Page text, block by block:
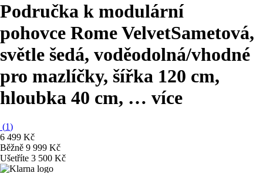
Područka k modulární
pohovce Rome VelvetSametová,
světle šedá, voděodolná/vhodné
pro mazlíčky, šířka 120 cm,
hloubka 40 cm, … více
(1)
6 499 Kč
Běžně 9 999 Kč
Ušetříte 3 500 Kč